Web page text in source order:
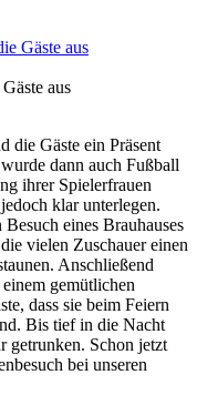
aus
die Gäste ein Präsent
dann auch Fußball
ihrer Spielerfrauen
klar unterlegen.
eines Brauhauses
vielen Zuschauer einen
Anschließend
gemütlichen
dass sie beim Feiern
Bis tief in die Nacht
getrunken. Schon jetzt
bei unseren